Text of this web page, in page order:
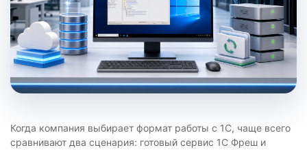
Когда компания выбирает формат работы с 1С, чаще всего
сравнивают два сценария: готовый сервис 1С Фреш и